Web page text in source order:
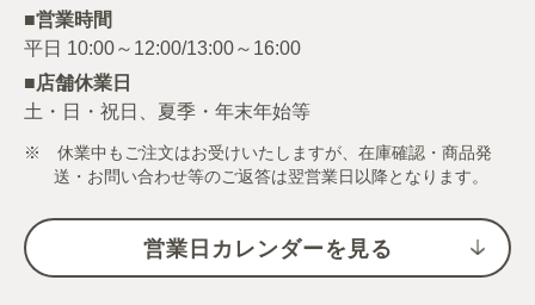
■営業時間
■店舗休業日
土・日・祝日、夏季・年末年始等
※ 休業中もご注文はお受けいたしますが、在庫確認・商品発
送・お問い合わせ等のご返答は翌営業日以降となります。
営業日カレンダーを見る